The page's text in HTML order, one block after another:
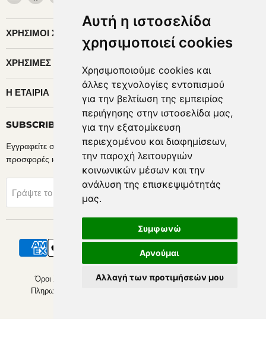
Αυτή η ιστοσελίδα
χρησιμοποιεί cookies
Χρησιμοποιούμε cookies και
άλλες τεχνολογίες εντοπισμού
για την βελτίωση της εμπειρίας
περιήγησης στην ιστοσελίδα μας,
για την εξατομίκευση
περιεχομένου και διαφημίσεων,
την παροχή λειτουργιών
κοινωνικών μέσων και την
ανάλυση της επισκεψιμότητάς
μας.
Συμφωνώ
Αρνούμαι
Αλλαγή των προτιμήσεών μου
Horosimansi
ΧΡΉΣΙΜΟΙ ΣΎΝΔΕΣΜΟΙ
ΧΡΉΣΙΜΕΣ ΠΛΗΡΟΦΟΡΊΕΣ
Η ΕΤΑΙΡΊΑ
SUBSCRIBE
Eγγραφείτε στα newsletters μας για να ενημερώνεστε πρώτοι για
προσφορές και νέα προϊόντα.
Γράψτε το Email σας Sign Up
Όροι Χρήσης & Προυποθέσεις
Πολιτική Απορρήτου
Πληρωμές - Αποστολές